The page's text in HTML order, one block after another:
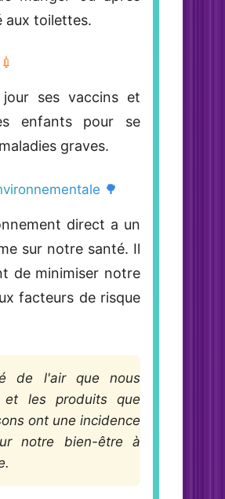
aux toilettes.
ses vaccins et
enfants pour se
graves.
🌳
direct a un
sur notre santé. Il
de minimiser notre
facteurs de risque
de l'air que nous
et les produits que
ont une incidence
notre bien-être à